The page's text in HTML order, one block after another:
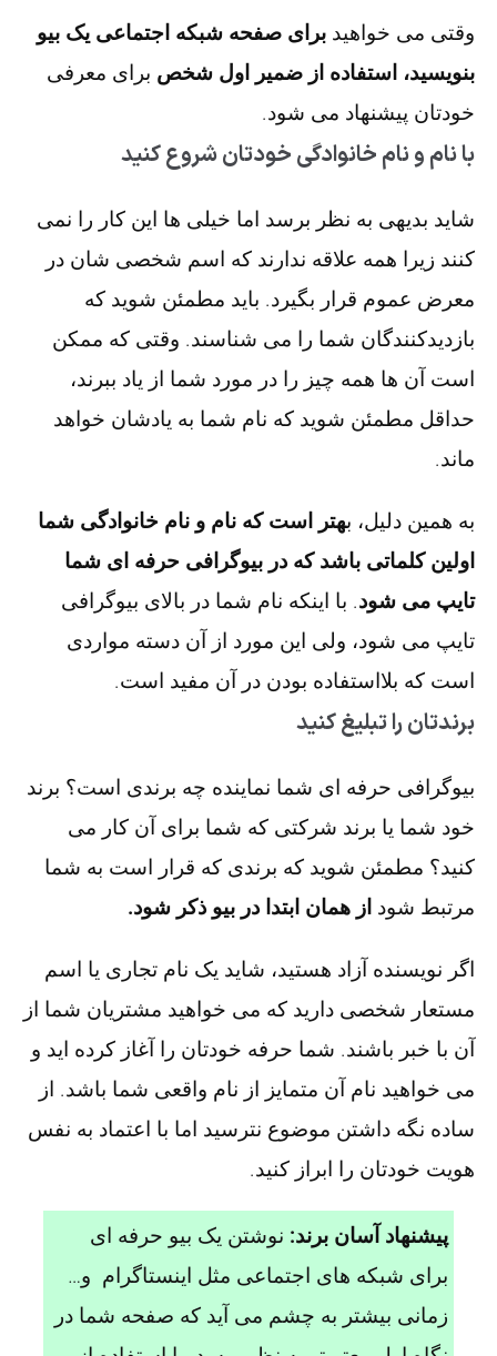
وقتی می خواهید برای صفحه شبکه اجتماعی یک بیو
بنویسید، استفاده از ضمیر اول شخص برای معرفی
خودتان پیشنهاد می شود.
با نام و نام خانوادگی خودتان شروع کنید
شاید بدیهی به نظر برسد اما خیلی ها این کار را نمی
کنند زیرا همه علاقه ندارند که اسم شخصی شان در
معرض عموم قرار بگیرد. باید مطمئن شوید که
بازدیدکنندگان شما را می شناسند. وقتی که ممکن
است آن ها همه چیز را در مورد شما از یاد ببرند،
حداقل مطمئن شوید که نام شما به یادشان خواهد
ماند.
به همین دلیل، بهتر است که نام و نام خانوادگی شما
اولین کلماتی باشد که در بیوگرافی حرفه ای شما
تایپ می شود. با اینکه نام شما در بالای بیوگرافی
تایپ می شود، ولی این مورد از آن دسته مواردی
است که بلااستفاده بودن در آن مفید است.
برندتان را تبلیغ کنید
بیوگرافی حرفه ای شما نماینده چه برندی است؟ برند
خود شما یا برند شرکتی که شما برای آن کار می
کنید؟ مطمئن شوید که برندی که قرار است به شما
مرتبط شود از همان ابتدا در بیو ذکر شود.
اگر نویسنده آزاد هستید، شاید یک نام تجاری یا اسم
مستعار شخصی دارید که می خواهید مشتریان شما از
آن با خبر باشند. شما حرفه خودتان را آغاز کرده اید و
می خواهید نام آن متمایز از نام واقعی شما باشد. از
ساده نگه داشتن موضوع نترسید اما با اعتماد به نفس
هویت خودتان را ابراز کنید.
پیشنهاد آسان برند: نوشتن یک بیو حرفه ای
برای شبکه های اجتماعی مثل اینستاگرام و…
زمانی بیشتر به چشم می آید که صفحه شما در